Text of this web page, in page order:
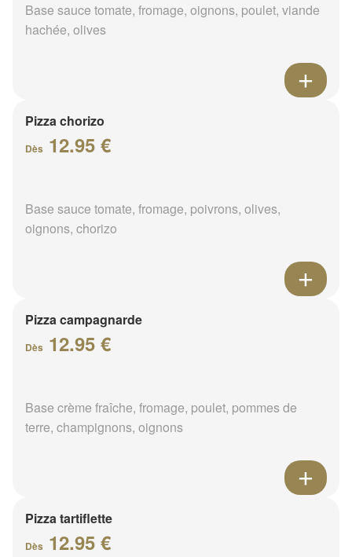
Base sauce tomate, fromage, oignons, poulet, viande
hachée, olives
Pizza chorizo
Dès 12.95 €
Base sauce tomate, fromage, poivrons, olives,
oignons, chorizo
Pizza campagnarde
Dès 12.95 €
Base crème fraîche, fromage, poulet, pommes de
terre, champignons, oignons
Pizza tartiflette
Dès 12.95 €